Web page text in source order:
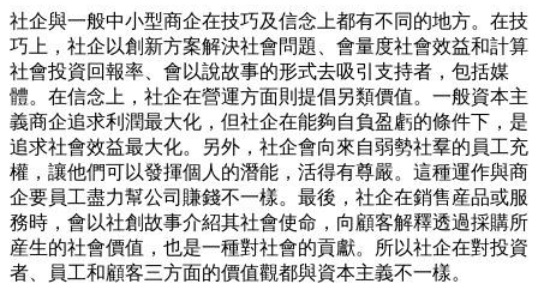
社企與一般中小型商企在技巧及信念上都有不同的地方。在技
巧上，社企以創新方案解決社會問題、會量度社會效益和計算
社會投資回報率、會以說故事的形式去吸引支持者，包括媒
體。在信念上，社企在營運方面則提倡另類價值。一般資本主
義商企追求利潤最大化，但社企在能夠自負盈虧的條件下，是
追求社會效益最大化。另外，社企會向來自弱勢社羣的員工充
權，讓他們可以發揮個人的潛能，活得有尊嚴。這種運作與商
企要員工盡力幫公司賺錢不一樣。最後，社企在銷售産品或服
務時，會以社創故事介紹其社會使命，向顧客解釋透過採購所
産生的社會價值，也是一種對社會的貢獻。所以社企在對投資
者、員工和顧客三方面的價值觀都與資本主義不一樣。